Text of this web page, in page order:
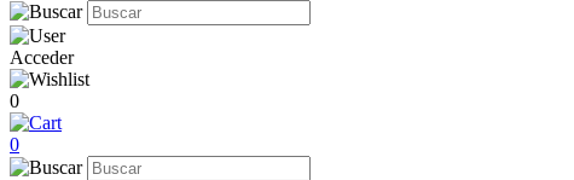
Acceder
0
0